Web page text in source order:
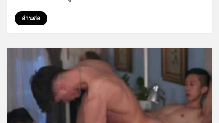
หมอ
รำ
อ่านต่อ